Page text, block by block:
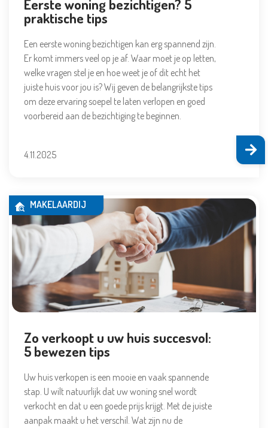
Eerste woning bezichtigen? 5
praktische tips
Een eerste woning bezichtigen kan erg spannend zijn.
Er komt immers veel op je af. Waar moet je op letten,
welke vragen stel je en hoe weet je of dit echt het
juiste huis voor jou is? Wij geven de belangrijkste tips
om deze ervaring soepel te laten verlopen en goed
voorbereid aan de bezichtiging te beginnen.
4.11.2025
MAKELAARDIJ
Zo verkoopt u uw huis succesvol:
5 bewezen tips
Uw huis verkopen is een mooie en vaak spannende
stap. U wilt natuurlijk dat uw woning snel wordt
verkocht en dat u een goede prijs krijgt. Met de juiste
aanpak maakt u het verschil. Wat zijn nu de